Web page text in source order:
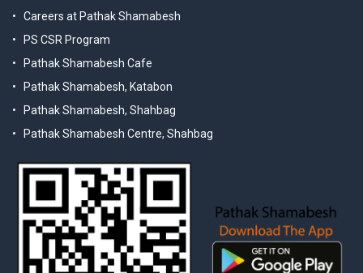
Careers at Pathak Shamabesh
PS CSR Program
Pathak Shamabesh Cafe
Pathak Shamabesh, Katabon
Pathak Shamabesh, Shahbag
Pathak Shamabesh Centre, Shahbag